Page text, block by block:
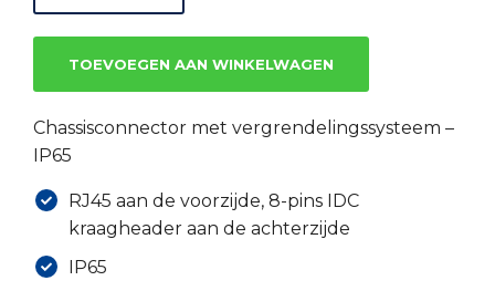
TOEVOEGEN AAN WINKELWAGEN
Chassisconnector met vergrendelingssysteem –
IP65
RJ45 aan de voorzijde, 8-pins IDC
kraagheader aan de achterzijde
IP65